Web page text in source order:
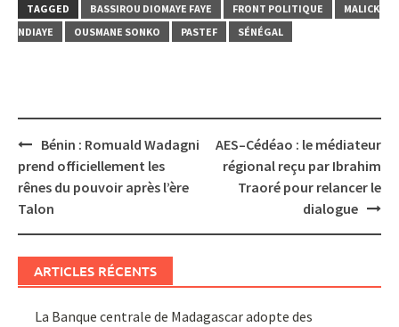
TAGGED
BASSIROU DIOMAYE FAYE FRONT POLITIQUE
MALICK
NDIAYE
OUSMANE SONKO PASTEF SÉNÉGAL
Post
navigation
Bénin : Romuald Wadagni
prend officiellement les
rênes du pouvoir après l’ère
Talon
AES–Cédéao : le médiateur
régional reçu par Ibrahim
Traoré pour relancer le
dialogue
ARTICLES RÉCENTS
La Banque centrale de Madagascar adopte des